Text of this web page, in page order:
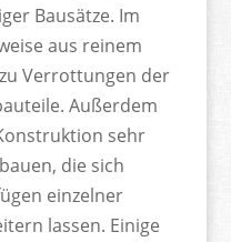
Bausätze. Im
aus reinem
Verrottungen der
Außerdem
sehr
die sich
einzelner
lassen. Einige